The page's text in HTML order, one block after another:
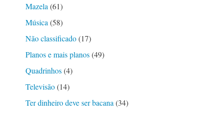
Mazela(61)
Música(58)
Não classificado(17)
Planos e mais planos(49)
Quadrinhos(4)
Televisão(14)
Ter dinheiro deve ser bacana(34)